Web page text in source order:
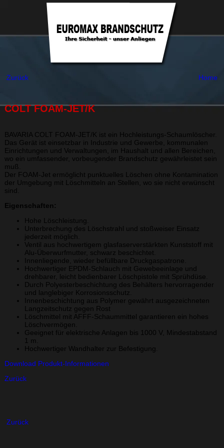
Zurück Home
COLT FOAM-JET/K
BAVARIA COLT FOAM-JET/K ist ein Hochleistungs-Schaumlöscher.
Das Gerät ist einsetzbar in Industrie und Gewerbe, kommunalen
Einrichtungen und Verwaltungen, im Haushalt und allen Bereichen,
wo ein umfassender, vorbeugender Brandschutz gewährleistet sein
muß.
Der FOAM-Jet ermöglicht punktuelles Löschen ohne Kontamination
der Umgebung mit Löschmitteln an Stellen, wo sie nicht erwünscht
sind.
Eigenschaften:
Hohe Löschleistung.
Unterbrechung des Löschstrahl und stoßweiser Einsatz
jederzeit möglich.
Ventil aus hochwertigem glasfaserverstärkten Kunststoff mit
Alu-Überwurfmutter, schwarz beschichtet.
Innenliegende, wieder befüllbare Druckgaspatrone.
Hochwertiger EPDM-Schlauch mit Gewebeeinlage und
drehbarer, leicht bedienbarer Löschpistole mit Sprühdüse.
Durch Polyesterbeschichtung des Behälters hervorragender
und langlebiger Korrosionsschutz.
Innenbeschichtung aus Polymer gewährt ausgezeichneten
Langzeitschutz gegen Rost
Löschmittel mit AFFF-Schaummittel garantieren ein hohes
Löschvermögen.
Geeignet für elektrische Anlagen bis 1000 V, Mindestabstand
1 m.
Hochwertiger Wandhalter zur Befestigung.
Download Produkt-Informationen
Zurück
Zurück